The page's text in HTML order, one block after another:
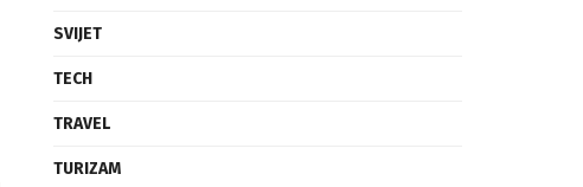
SVIJET
TECH
TRAVEL
TURIZAM